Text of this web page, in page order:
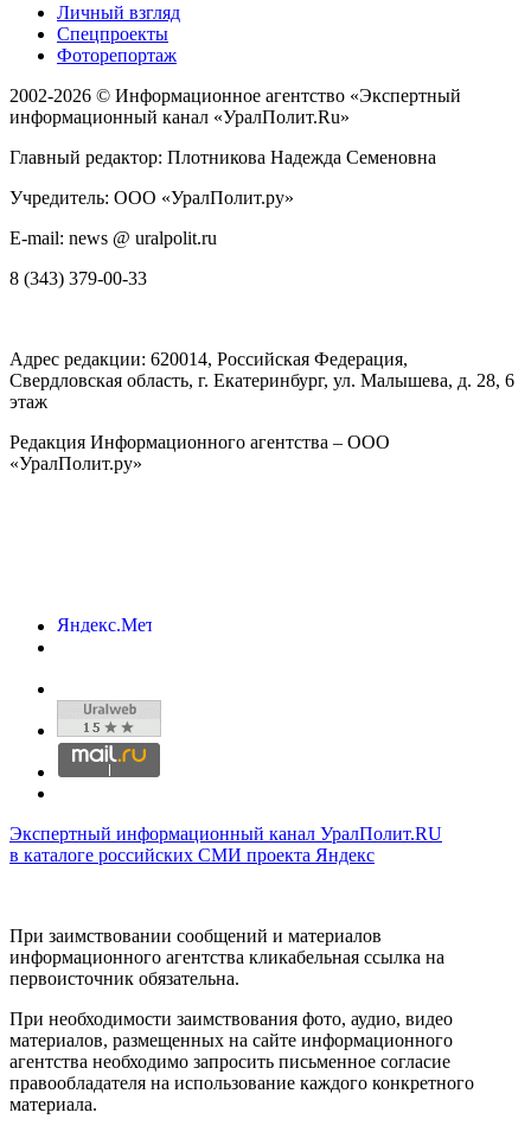
Личный взгляд
Спецпроекты
Фоторепортаж
2002-2026 © Информационное агентство «Экспертный
информационный канал «УралПолит.Ru»
Главный редактор: Плотникова Надежда Семеновна
Учредитель: ООО «УралПолит.ру»
E-mail: news @ uralpolit.ru
8 (343) 379-00-33
Адрес редакции: 620014, Российская Федерация,
Свердловская область, г. Екатеринбург, ул. Малышева, д. 28, 6
этаж
Редакция Информационного агентства – ООО
«УралПолит.ру»
Экспертный информационный канал УралПолит.RU
в каталоге российских СМИ проекта Яндекс
При заимствовании сообщений и материалов
информационного агентства кликабельная ссылка на
первоисточник обязательна.
При необходимости заимствования фото, аудио, видео
материалов, размещенных на сайте информационного
агентства необходимо запросить письменное согласие
правообладателя на использование каждого конкретного
материала.